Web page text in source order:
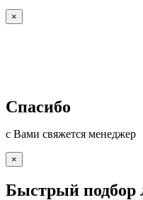
×
Спасибо
с Вами свяжется менеджер
×
Быстрый подбор